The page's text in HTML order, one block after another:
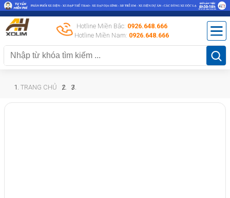
Hotline Miền Bắc: 0926.648.666
Hotline Miền Nam: 0926.648.666
TRANG CHỦ